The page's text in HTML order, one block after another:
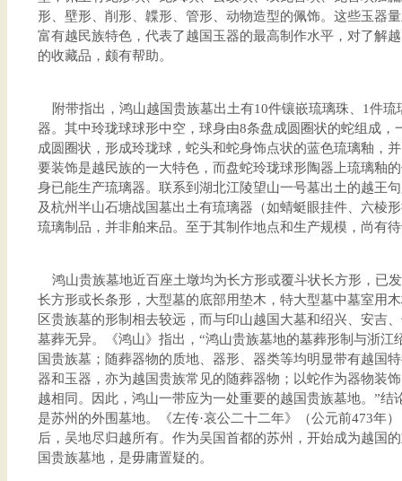
形、壁形、削形、韘形、管形、动物造型的佩饰。这些玉器
富有越民族特色，代表了越国玉器的最高制作水平，对了解
的收藏品，颇有帮助。
附带指出，鸿山越国贵族墓出土有10件镶嵌琉璃珠、1件琉
器。其中玲珑球球形中空，球身由8条盘成圆圈状的蛇组成，
成圆圈状，形成玲珑球，蛇头和蛇身饰点状的蓝色琉璃釉，
要装饰是越民族的一大特色，而盘蛇玲珑球形陶器上琉璃釉
身已能生产琉璃器。联系到湖北江陵望山一号墓出土的越王
及杭州半山石塘战国墓出土有琉璃器（如蜻蜓眼挂件、六棱
琉璃制品，并非舶来品。至于其制作地点和生产规模，尚有
鸿山贵族墓地近百座土墩均为长方形或覆斗状长方形，已
长方形或长条形，大型墓的底部用垫木，特大型墓中墓室用
区贵族墓的形制相去较远，而与印山越国大墓和绍兴、安吉
墓葬无异。《鸿山》指出，“鸿山贵族墓地的墓葬形制与浙江
国贵族墓；随葬器物的质地、器形、器类等均明显带有越国
器和玉器，亦为越国贵族常见的随葬器物；以蛇作为器物装
越相同。因此，鸿山一带应为一处重要的越国贵族墓地。”结
是苏州的外围墓地。《左传·哀公二十二年》（公元前473年
后，吴地尽归越所有。作为吴国首都的苏州，开始成为越国
国贵族墓地，是毋庸置疑的。